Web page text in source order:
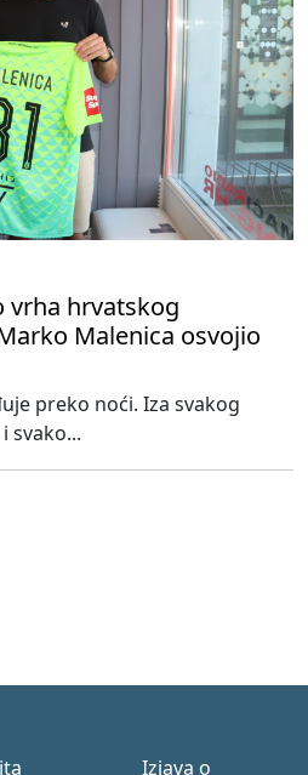
vrha hrvatskog
Malenica osvojio
preko noći. Iza svakog
svako...
Izjava o